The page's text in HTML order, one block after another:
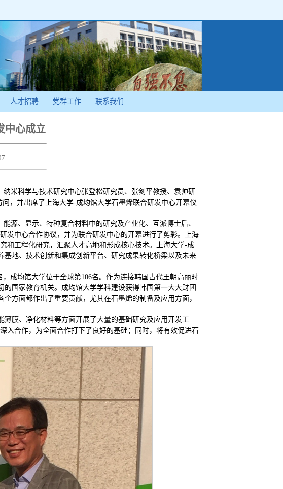
人才招聘 党群工作 联系我们
中心成立
米科学与技术研究中心张登松研究员、张剑平教授、袁帅研
，并出席了上海大学-成均馆大学石墨烯联合研发中心开幕仪
源、显示、特种复合材料中的研究及产业化、互派博士后、
发中心合作协议，并为联合研发中心的开幕进行了剪彩。上海
和工程化研究，汇聚人才高地和形成核心技术。上海大学-成
地、技术创新和集成创新平台、研究成果转化桥梁以及未来
成均馆大学位于全球第106名。作为连接韩国古代王朝高丽时
国家教育机关。成均馆大学学科建设获得韩国第一大大财团
方面都作出了重要贡献，尤其在石墨烯的制备及应用方面，
膜、净化材料等方面开展了大量的基础研究及应用开发工
入合作，为全面合作打下了良好的基础；同时，将有效促进石